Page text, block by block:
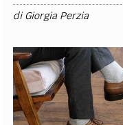
diGiorgia Perzia